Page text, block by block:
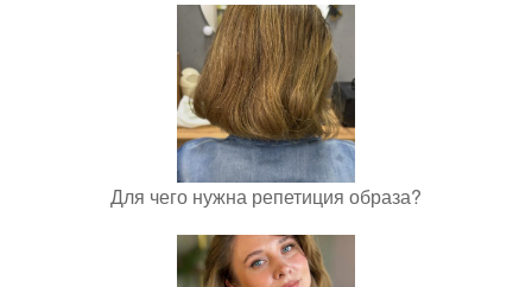
Для чего нужна репетиция образа?